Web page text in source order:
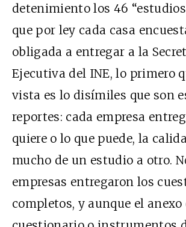
detenimiento los 46
que por ley cada casa
obligada a entregar a la
Ejecutiva del INE, lo primero
vista es lo disímiles que son
reportes: cada empresa
quiere o lo que puede, la
mucho de un estudio a otro.
empresas entregaron los
completos, y aunque el anexo